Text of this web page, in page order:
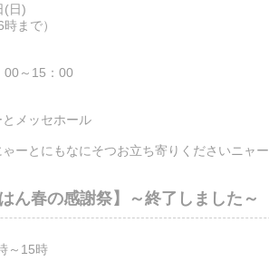
(日)
まで）
～15：00
メッセホール
ーとにもなにそつお立ち寄りくださいニャー
ん春の感謝祭】～終了しました～
～15時